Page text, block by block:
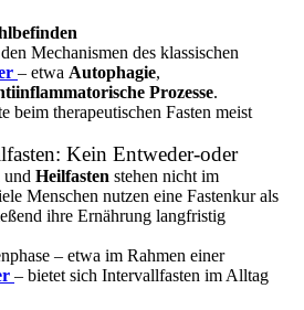
Mechanismen des klassischen
– etwa Autophagie,
Prozesse.
beim therapeutischen Fasten meist
Kein Entweder‑oder
und Heilfasten stehen nicht im
Menschen nutzen eine Fastenkur als
ihre Ernährung langfristig
– etwa im Rahmen einer
– bietet sich Intervallfasten im Alltag